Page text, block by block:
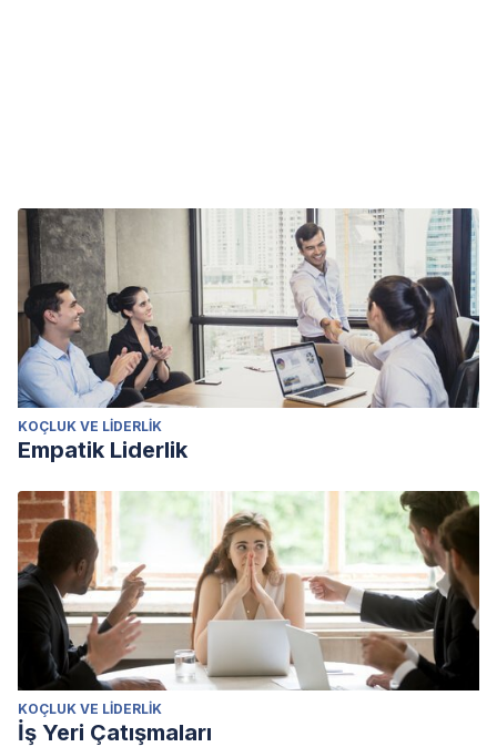
KOÇLUK VE LIDERLIK
Empatik Liderlik
KOÇLUK VE LIDERLIK
İş Yeri Çatışmaları